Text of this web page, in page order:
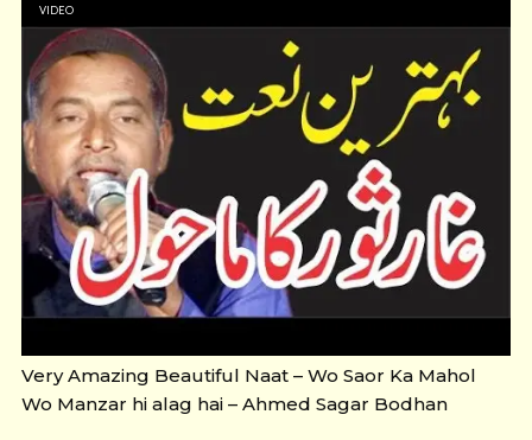
VIDEO
Very Amazing Beautiful Naat – Wo Saor Ka Mahol
Wo Manzar hi alag hai – Ahmed Sagar Bodhan